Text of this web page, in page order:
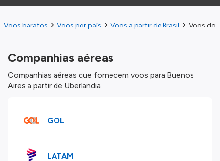
Voos baratos Voos por país Voos a partir de Brasil Voos do
Companhias aéreas
Companhias aéreas que fornecem voos para Buenos
Aires a partir de Uberlandia
GOL
LATAM